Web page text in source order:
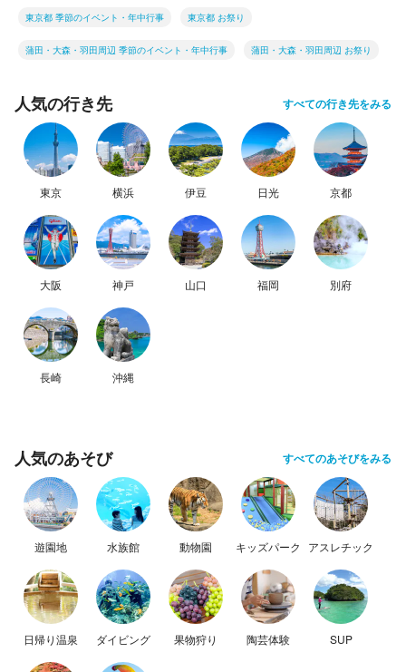
東京都 季節のイベント・年中行事 東京都 お祭り
蒲田・大森・羽田周辺 季節のイベント・年中行事 蒲田・大森・羽田周辺 お祭り
人気の行き先 すべての行き先をみる
東京 横浜 伊豆 日光 京都
大阪 神戸 山口 福岡 別府
長崎 沖縄
人気のあそび すべてのあそびをみる
遊園地 水族館 動物園 キッズパーク アスレチック
日帰り温泉 ダイビング 果物狩り 陶芸体験 SUP